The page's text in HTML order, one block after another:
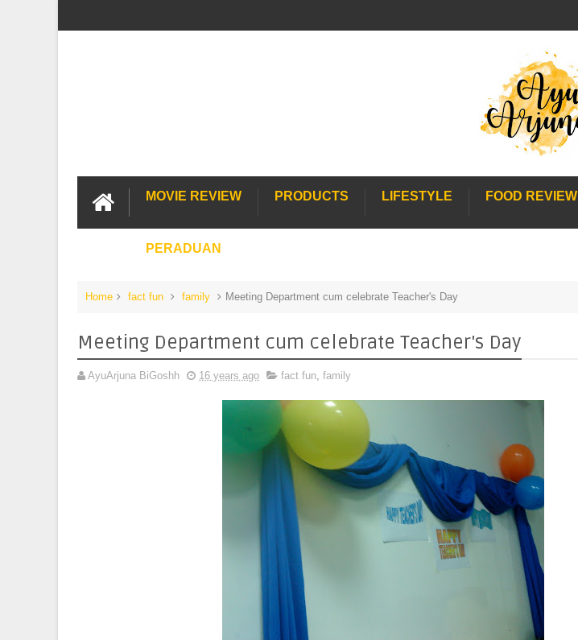
MOVIE REVIEW PRODUCTS LIFESTYLE FOOD REVIEW
PERADUAN
Home fact fun family Meeting Department cum celebrate Teacher's Day
Meeting Department cum celebrate Teacher's Day
AyuArjuna BiGoshh 16 years ago fact fun, family